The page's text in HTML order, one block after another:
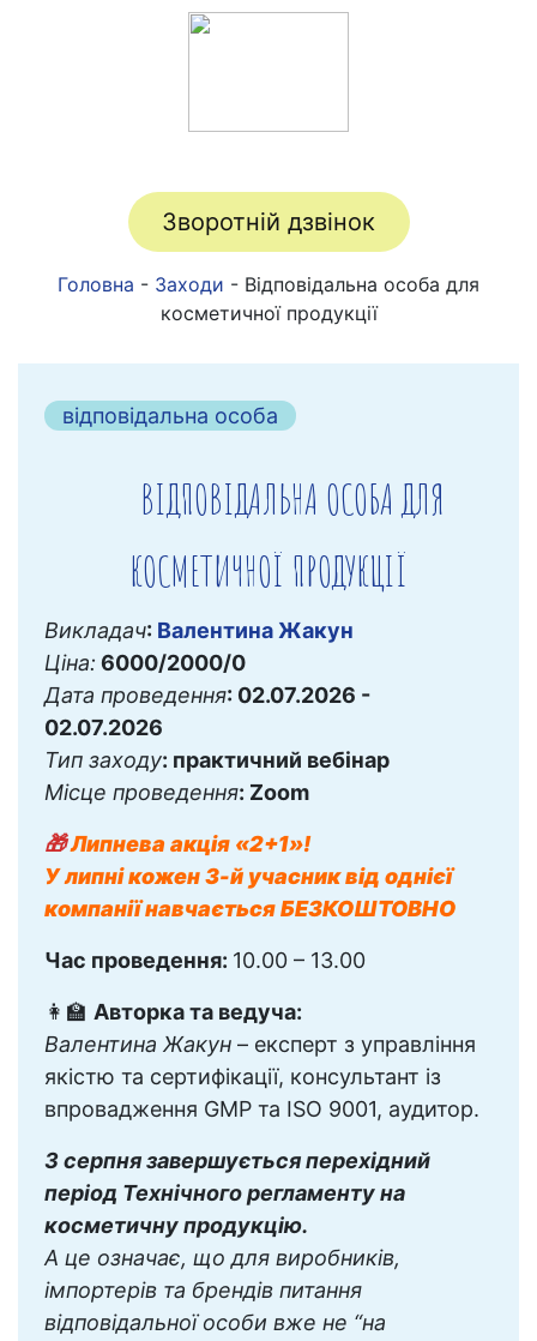
Зворотній дзвінок
Головна - Заходи - Відповідальна особа для
косметичної продукції
відповідальна особа
ВІДПОВІДАЛЬНА ОСОБА ДЛЯ
КОСМЕТИЧНОЇ ПРОДУКЦІЇ
Викладач: Валентина Жакун
Ціна: 6000/2000/0
Дата проведення: 02.07.2026 -
02.07.2026
Тип заходу: практичний вебінар
Місце проведення: Zoom
🎁Липнева акція «2+1»!
У липні кожен 3-й учасник від однієї
компанії навчається БЕЗКОШТОВНО
Час проведення: 10.00 – 13.00
👩‍🏫 Авторка та ведуча:
Валентина Жакун – експерт з управління
якістю та сертифікації, консультант із
впровадження GMP та ISO 9001, аудитор.
3 серпня завершується перехідний
період Технічного регламенту на
косметичну продукцію.
А це означає, що для виробників,
імпортерів та брендів питання
відповідальної особи вже не “на